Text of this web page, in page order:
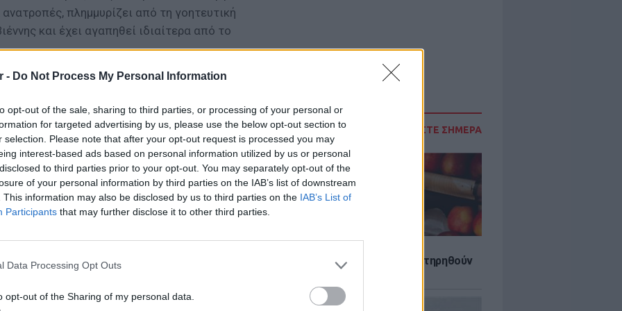
- Do Not Process My Personal Information
opt-out of the sale, sharing to third parties, or processing of your personal or
for targeted advertising by us, please use the below opt-out section to
selection. Please note that after your opt-out request is processed you may
interest-based ads based on personal information utilized by us or personal
to third parties prior to your opt-out. You may separately opt-out of the
of your personal information by third parties on the IAB’s list of downstream
This information may also be disclosed by us to third parties on the IAB’s List of
Participants that may further disclose it to other third parties.
Data Processing Opt Outs
opt-out of the Sharing of my personal data.
ΔΙΑΒΑΣΤΕ ΣΗΜΕΡΑ
6 φρούτα που μπορουν να διατηρηθούν
πλημμυρίζει από τη γοητευτική
και έχει αγαπηθεί ιδιαίτερα από το
στη Θεσσαλονίκη. Σπούδασε στο
και τη διδακτορική του διατριβή,
σπουδές θεατρολογίας στο
Nouvelle. Δίδαξε επί σειρά ετών στα
Επιστήμης και Τέχνης του
και στις Δραματικές Σχολές του
στο οποίο εργάστηκε και ως σύμβουλος
και όπερας, έχει συνεργαστεί με